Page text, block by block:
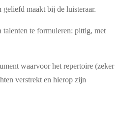
maakt bij de luisteraar.
te formuleren: pittig, met
waarvoor het repertoire (zeker
verstrekt en hierop zijn